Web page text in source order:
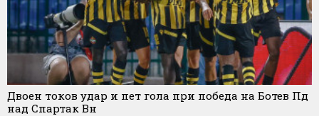
Двоен токов удар и пет гола при победа на Ботев Пд
над Спартак Вн